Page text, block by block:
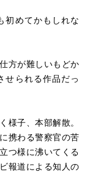
初めてかもしれな
方が難しいもどか
せられる作品だっ
様子、本部解散。
携わる警察官の苦
つ様に沸いてくる
報道による知人の